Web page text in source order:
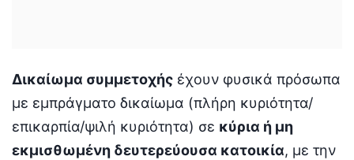
Δικαίωμα συμμετοχής έχουν φυσικά πρόσωπα
με εμπράγματο δικαίωμα (πλήρη κυριότητα/
επικαρπία/ψιλή κυριότητα) σε κύρια ή μη
εκμισθωμένη δευτερεύουσα κατοικία, με την